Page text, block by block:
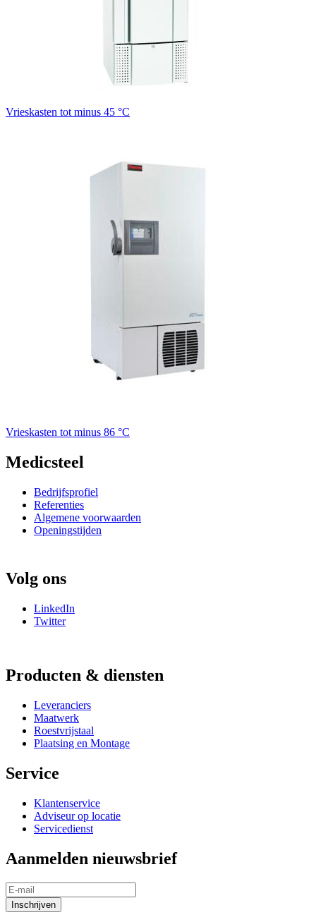
Vrieskasten tot minus 45 °C
Vrieskasten tot minus 86 °C
Medicsteel
Bedrijfsprofiel
Referenties
Algemene voorwaarden
Openingstijden
Volg ons
LinkedIn
Twitter
Producten & diensten
Leveranciers
Maatwerk
Roestvrijstaal
Plaatsing en Montage
Service
Klantenservice
Adviseur op locatie
Servicedienst
Aanmelden nieuwsbrief
Inschrijven